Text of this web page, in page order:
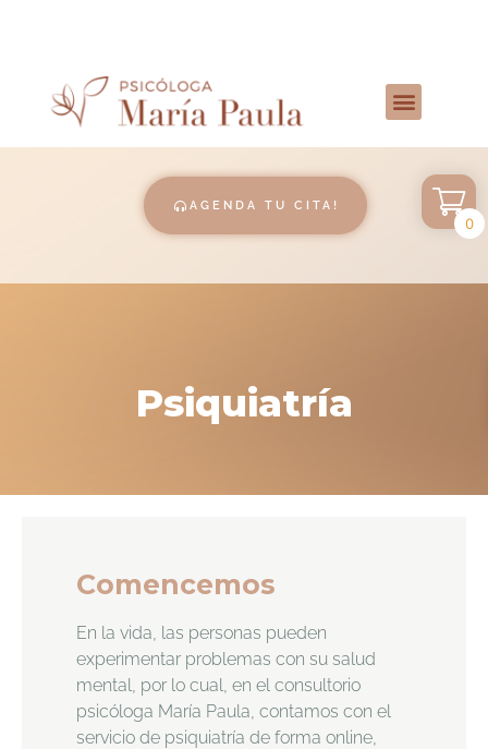
AGENDA TU CITA!
Psiquiatría
Comencemos
En la vida, las personas pueden
experimentar problemas con su salud
mental, por lo cual, en el consultorio
psicóloga María Paula, contamos con el
servicio de psiquiatría de forma online,
0